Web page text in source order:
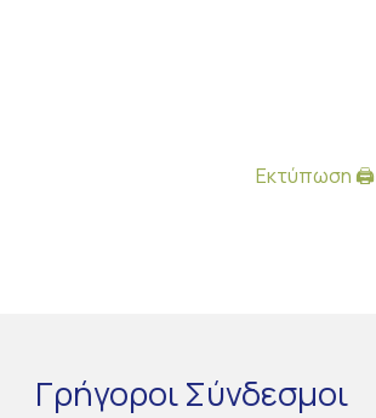
Εκτύπωση 🖨
ΓρήγοροιΣύνδεσμοι